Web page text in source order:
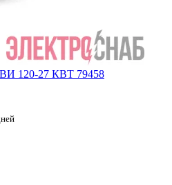
120-27 КВТ 79458